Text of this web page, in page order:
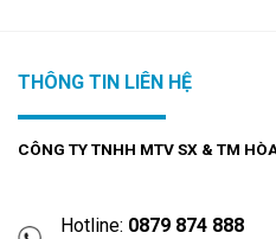
THÔNG TIN LIÊN HỆ
CÔNG TY TNHH MTV SX & TM
Hotline: 0879 874 888